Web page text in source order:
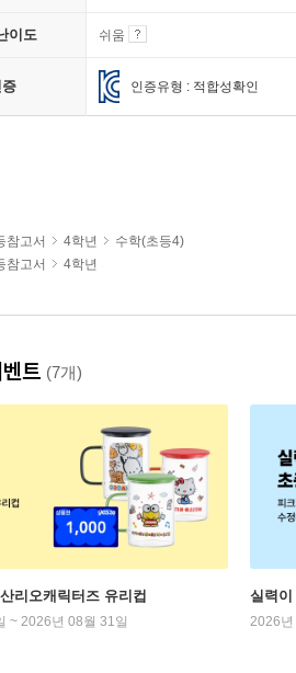
이도 쉬움
증 인증유형 : 적합성확인
참고서 4학년
수학(초등4)
참고서 4학년
트 (7개)
리오캐릭터즈 유리컵
~ 2026년 08월 31일
실력이
2026년